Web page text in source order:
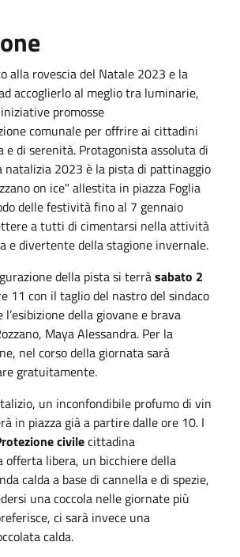
alla rovescia del Natale 2023 e la
accoglierlo al meglio tra luminarie,
promosse
comunale per offrire ai cittadini
e di serenità. Protagonista assoluta di
natalizia 2023 è la pista di pattinaggio
on ice" allestita in piazza Foglia
delle festività fino al 7 gennaio
a tutti di cimentarsi nella attività
e divertente della stagione invernale.
della pista si terràsabato 2
11 con il taglio del nastro del sindaco
della giovane e brava
Maya Alessandra. Per la
nel corso della giornata sarà
gratuitamente.
un inconfondibile profumo di vin
in piazza già a partire dalle ore 10. I
civilecittadina
offerta libera, un bicchiere della
calda a base di cannella e di spezie,
una coccola nelle giornate più
ci sarà invece una
calda.